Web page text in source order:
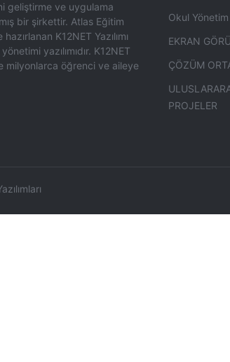
geliştirme ve uygulama
bir şirkettir. Atlas Eğitim
K12NET Yazılımı
yazılımıdır. K12NET
milyonlarca öğrenci ve aileye
Okul Yönetim
EKRAN
ÇÖZÜM
PROJELER